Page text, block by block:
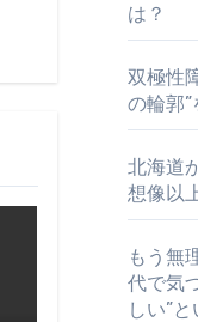
は？
双極性
の輪郭
北海道
想像以
もう無
代で気
しい”